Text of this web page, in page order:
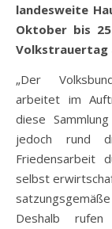
landesweite
Oktober bis
Volkstrauertag
„Der
arbeitet im
diese
jedoch rund
Friedensarbeit
selbst
Deshalb